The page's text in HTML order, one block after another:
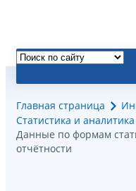
Главная страница
Статистика и аналитика
Данные по формам
отчётности